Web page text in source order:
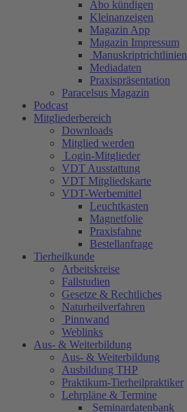
Abo kündigen
Kleinanzeigen
Magazin App
Magazin Impressum
Manuskriptrichtlinien
Mediadaten
Praxispräsentation
Paracelsus Magazin
Podcast
Mitgliederbereich
Downloads
Mitglied werden
Login-Mitglieder
VDT Ausstattung
VDT Mitgliedskarte
VDT-Werbemittel
Leuchtkasten
Magnetfolie
Praxisfahne
Bestellanfrage
Tierheilkunde
Arbeitskreise
Fallstudien
Gesetze & Rechtliches
Naturheilverfahren
Pinnwand
Weblinks
Aus- & Weiterbildung
Aus- & Weiterbildung
Ausbildung THP
Praktikum-Tierheilpraktiker
Lehrpläne & Termine
Seminardatenbank